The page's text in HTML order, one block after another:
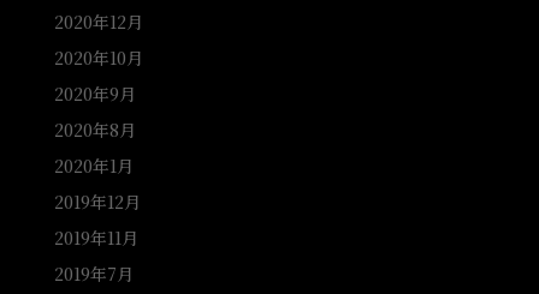
2020年12月
2020年10月
2020年9月
2020年8月
2020年1月
2019年12月
2019年11月
2019年7月